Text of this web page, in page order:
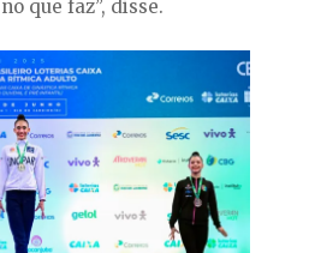
que faz”, disse.